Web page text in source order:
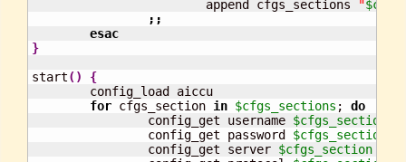
			append cfgs_sections
"
;;
esac
}
start()
{
for cfgs_section in $cfgs_sections ; do
		config_get username
$cfgs_section
		config_get password
$cfgs_section
		config_get server
$cfgs_section